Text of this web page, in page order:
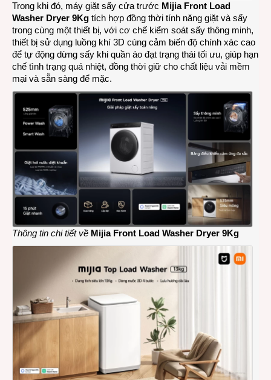
Trong khi đó, máy giặt sấy cửa trước Mijia Front Load
Washer Dryer 9Kg tích hợp đồng thời tính năng giặt và sấy
trong cùng một thiết bị, với cơ chế kiểm soát sấy thông minh,
thiết bị sử dụng luồng khí 3D cùng cảm biến độ chính xác cao
để tự động dừng sấy khi quần áo đạt trạng thái tối ưu, giúp hạn
chế tình trạng quá nhiệt, đồng thời giữ cho chất liệu vải mềm
mại và sẵn sàng để mặc.
Thông tin chi tiết về Mijia Front Load Washer Dryer 9Kg